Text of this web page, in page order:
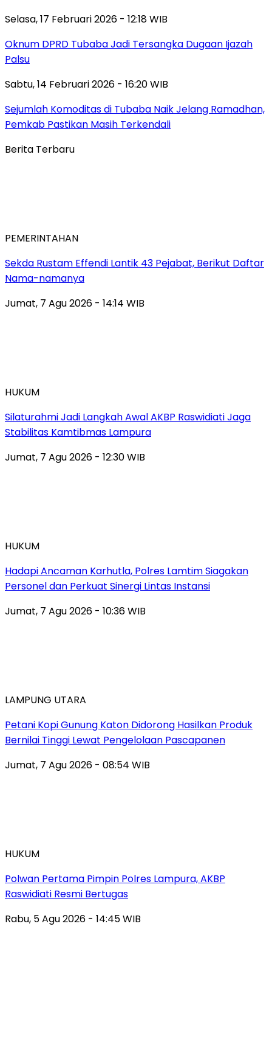
Selasa, 17 Februari 2026 - 12:18 WIB
Oknum DPRD Tubaba Jadi Tersangka Dugaan Ijazah
Palsu
Sabtu, 14 Februari 2026 - 16:20 WIB
Sejumlah Komoditas di Tubaba Naik Jelang Ramadhan,
Pemkab Pastikan Masih Terkendali
Berita Terbaru
PEMERINTAHAN
Sekda Rustam Effendi Lantik 43 Pejabat, Berikut Daftar
Nama-namanya
Jumat, 7 Agu 2026 - 14:14 WIB
HUKUM
Silaturahmi Jadi Langkah Awal AKBP Raswidiati Jaga
Stabilitas Kamtibmas Lampura
Jumat, 7 Agu 2026 - 12:30 WIB
HUKUM
Hadapi Ancaman Karhutla, Polres Lamtim Siagakan
Personel dan Perkuat Sinergi Lintas Instansi
Jumat, 7 Agu 2026 - 10:36 WIB
LAMPUNG UTARA
Petani Kopi Gunung Katon Didorong Hasilkan Produk
Bernilai Tinggi Lewat Pengelolaan Pascapanen
Jumat, 7 Agu 2026 - 08:54 WIB
HUKUM
Polwan Pertama Pimpin Polres Lampura, AKBP
Raswidiati Resmi Bertugas
Rabu, 5 Agu 2026 - 14:45 WIB